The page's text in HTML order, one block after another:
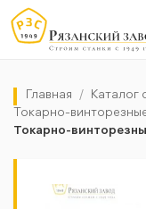
Главная / Каталог
Токарно-
Токарно-